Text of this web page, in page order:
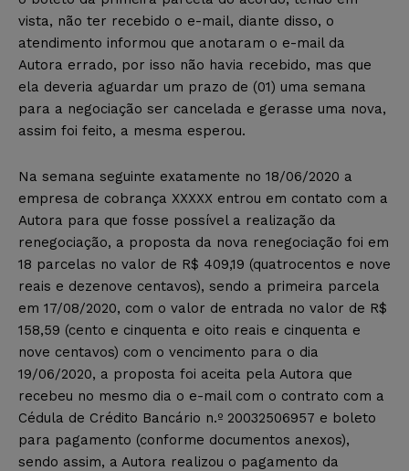
vista, não ter recebido o e-mail, diante disso, o
atendimento informou que anotaram o e-mail da
Autora errado, por isso não havia recebido, mas que
ela deveria aguardar um prazo de (01) uma semana
para a negociação ser cancelada e gerasse uma nova,
assim foi feito, a mesma esperou.
Na semana seguinte exatamente no 18/06/2020 a
empresa de cobrança XXXXX entrou em contato com a
Autora para que fosse possível a realização da
renegociação, a proposta da nova renegociação foi em
18 parcelas no valor de R$ 409,19 (quatrocentos e nove
reais e dezenove centavos), sendo a primeira parcela
em 17/08/2020, com o valor de entrada no valor de R$
158,59 (cento e cinquenta e oito reais e cinquenta e
nove centavos) com o vencimento para o dia
19/06/2020, a proposta foi aceita pela Autora que
recebeu no mesmo dia o e-mail com o contrato com a
Cédula de Crédito Bancário n.º 20032506957 e boleto
para pagamento (conforme documentos anexos),
sendo assim, a Autora realizou o pagamento da